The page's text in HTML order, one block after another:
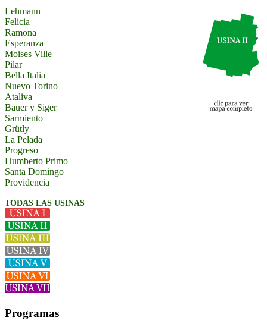
Lehmann
Felicia
Ramona
Esperanza
Moises Ville
Pilar
Bella Italia
Nuevo Torino
Ataliva
Bauer y Siger
Sarmiento
Grütly
La Pelada
Progreso
Humberto Primo
Santa Domingo
Providencia
TODAS LAS USINAS
Programas